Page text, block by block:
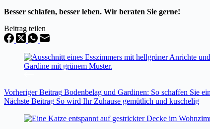
Besser schlafen, besser leben. Wir beraten Sie gerne!
Beitrag teilen
VorherigerBeitrag Bodenbelag und Gardinen: So schaffen Sie
Nächste Beitrag So wird Ihr Zuhause gemütlich und kuschelig